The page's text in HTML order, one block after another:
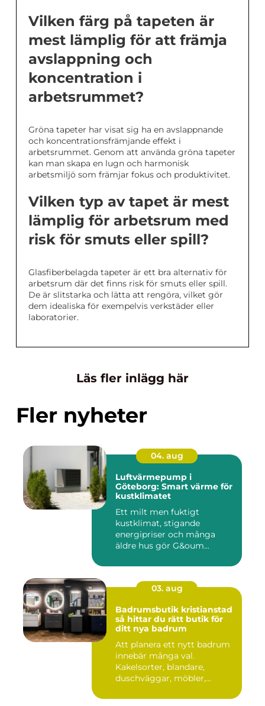
Vilken färg på tapeten är
mest lämplig för att främja
avslappning och
koncentration i
arbetsrummet?
Gröna tapeter har visat sig ha en avslappnande
och koncentrationsfrämjande effekt i
arbetsrummet. Genom att använda gröna tapeter
kan man skapa en lugn och harmonisk
arbetsmiljö som främjar fokus och produktivitet.
Vilken typ av tapet är mest
lämplig för arbetsrum med
risk för smuts eller spill?
Glasfiberbelagda tapeter är ett bra alternativ för
arbetsrum där det finns risk för smuts eller spill.
De är slitstarka och lätta att rengöra, vilket gör
dem idealiska för exempelvis verkstäder eller
laboratorier.
Läs fler inlägg här
Fler nyheter
04. aug
Luftvärmepump i
Göteborg: Smart värme för
kustklimatet
Ett milt men fuktigt
kustklimat, stigande
energipriser och många
äldre hus gör G&oum...
03. aug
Badrumsbutik kristianstad
så hittar du rätt butik för
ditt nya badrum
Att planera ett nytt badrum
innebär många val.
Kakelsorter, blandare,
duschväggar, möbler,